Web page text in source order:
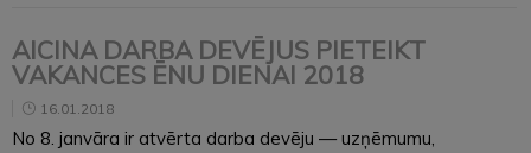
AICINA DARBA DEVĒJUS PIETEIKT
VAKANCES ĒNU DIENAI 2018
16.01.2018
No 8. janvāra ir atvērta darba devēju — uzņēmumu,